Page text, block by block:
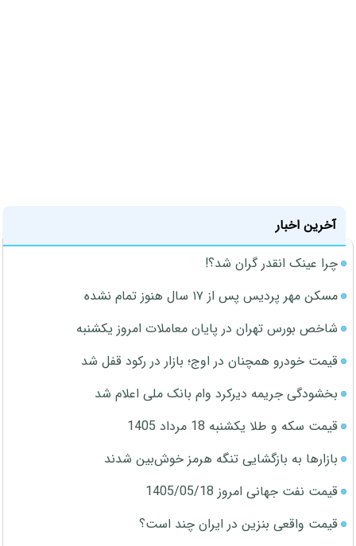
آخرین اخبار
چرا عینک انقدر گران شد؟!
مسکن مهر پردیس پس از ۱۷ سال هنوز تمام نشده
شاخص بورس تهران در پایان معاملات امروز یکشنبه
قیمت خودرو همچنان در اوج؛ بازار در رکود قفل شد
بخشودگی جریمه دیرکرد وام بانک ملی اعلام شد
قیمت سکه و طلا یکشنبه 18 مرداد 1405
بازارها به بازگشایی تنگه هرمز خوش‌بین شدند
قیمت نفت جهانی امروز 1405/05/18
قیمت واقعی بنزین در ایران چند است؟